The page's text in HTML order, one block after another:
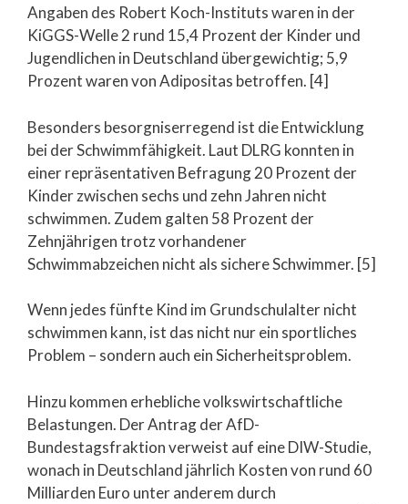
Angaben des Robert Koch-Instituts waren in der
KiGGS-Welle 2 rund 15,4 Prozent der Kinder und
Jugendlichen in Deutschland übergewichtig; 5,9
Prozent waren von Adipositas betroffen. [4]
Besonders besorgniserregend ist die Entwicklung
bei der Schwimmfähigkeit. Laut DLRG konnten in
einer repräsentativen Befragung 20 Prozent der
Kinder zwischen sechs und zehn Jahren nicht
schwimmen. Zudem galten 58 Prozent der
Zehnjährigen trotz vorhandener
Schwimmabzeichen nicht als sichere Schwimmer. [5]
Wenn jedes fünfte Kind im Grundschulalter nicht
schwimmen kann, ist das nicht nur ein sportliches
Problem – sondern auch ein Sicherheitsproblem.
Hinzu kommen erhebliche volkswirtschaftliche
Belastungen. Der Antrag der AfD-
Bundestagsfraktion verweist auf eine DIW-Studie,
wonach in Deutschland jährlich Kosten von rund 60
Milliarden Euro unter anderem durch